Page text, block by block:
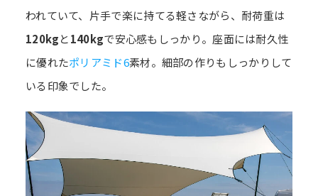
われていて、片手で楽に持てる軽さながら、耐荷重は
120kgと140kgで安心感もしっかり。座面には耐久性
に優れたポリアミド6素材。細部の作りもしっかりして
いる印象でした。